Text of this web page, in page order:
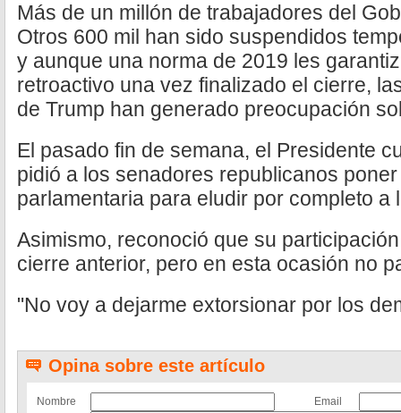
Más de un millón de trabajadores del
Otros 600 mil han sido suspendidos
y aunque una norma de 2019 les
retroactivo una vez finalizado el cierre,
de Trump han generado preocupación
El pasado fin de semana, el Presidente
pidió a los senadores republicanos
parlamentaria para eludir por completo a
Asimismo, reconoció que su
cierre anterior, pero en esta ocasión no
"No voy a dejarme extorsionar por los
Opina sobre este artículo
Nombre
Email